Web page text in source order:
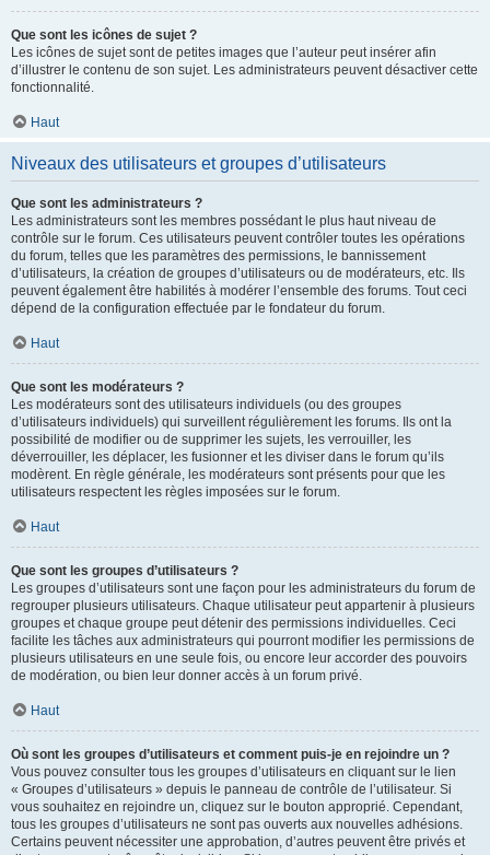
Que sont les icônes de sujet ?
Les icônes de sujet sont de petites images que l’auteur peut insérer afin
d’illustrer le contenu de son sujet. Les administrateurs peuvent désactiver cette
fonctionnalité.
Haut
Niveaux des utilisateurs et groupes d’utilisateurs
Que sont les administrateurs ?
Les administrateurs sont les membres possédant le plus haut niveau de
contrôle sur le forum. Ces utilisateurs peuvent contrôler toutes les opérations
du forum, telles que les paramètres des permissions, le bannissement
d’utilisateurs, la création de groupes d’utilisateurs ou de modérateurs, etc. Ils
peuvent également être habilités à modérer l’ensemble des forums. Tout ceci
dépend de la configuration effectuée par le fondateur du forum.
Haut
Que sont les modérateurs ?
Les modérateurs sont des utilisateurs individuels (ou des groupes
d’utilisateurs individuels) qui surveillent régulièrement les forums. Ils ont la
possibilité de modifier ou de supprimer les sujets, les verrouiller, les
déverrouiller, les déplacer, les fusionner et les diviser dans le forum qu’ils
modèrent. En règle générale, les modérateurs sont présents pour que les
utilisateurs respectent les règles imposées sur le forum.
Haut
Que sont les groupes d’utilisateurs ?
Les groupes d’utilisateurs sont une façon pour les administrateurs du forum de
regrouper plusieurs utilisateurs. Chaque utilisateur peut appartenir à plusieurs
groupes et chaque groupe peut détenir des permissions individuelles. Ceci
facilite les tâches aux administrateurs qui pourront modifier les permissions de
plusieurs utilisateurs en une seule fois, ou encore leur accorder des pouvoirs
de modération, ou bien leur donner accès à un forum privé.
Haut
Où sont les groupes d’utilisateurs et comment puis-je en rejoindre un ?
Vous pouvez consulter tous les groupes d’utilisateurs en cliquant sur le lien
« Groupes d’utilisateurs » depuis le panneau de contrôle de l’utilisateur. Si
vous souhaitez en rejoindre un, cliquez sur le bouton approprié. Cependant,
tous les groupes d’utilisateurs ne sont pas ouverts aux nouvelles adhésions.
Certains peuvent nécessiter une approbation, d’autres peuvent être privés et